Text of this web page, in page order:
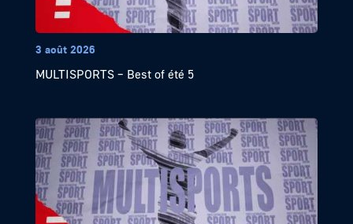
3 août 2026
MULTISPORTS – Best of été 5